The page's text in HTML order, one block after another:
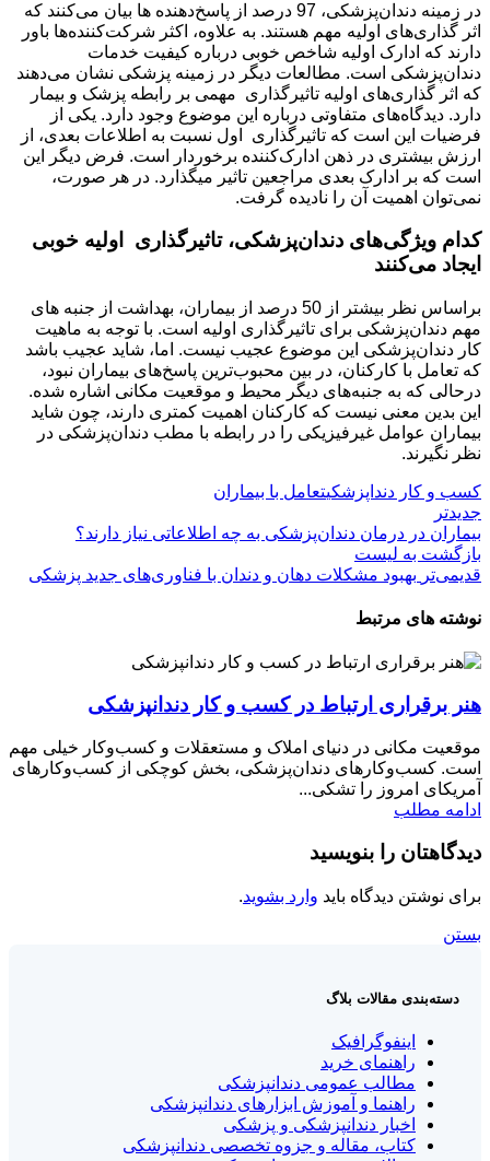
در زمینه دندان‌پزشکی، 97 درصد از پاسخ‌دهنده ها بیان می‌کنند که
اثر گذاری‌های اولیه مهم هستند. به علاوه، اکثر شرکت‌کننده‌ها باور
دارند که ادارک اولیه شاخص خوبی درباره کیفیت خدمات
دندان‌پزشکی است. مطالعات دیگر در زمینه پزشکی نشان می‌دهند
که اثر گذاری‌های اولیه تاثیر‌گذاری مهمی بر رابطه پزشک و بیمار
دارد. دیدگاه‌های متفاوتی درباره این موضوع وجود دارد. یکی از
فرضیات این است که تاثیر‌گذاری اول نسبت به اطلاعات بعدی، از
ارزش بیشتری در ذهن ادارک‌کننده برخوردار است. فرض دیگر این
است که بر ادارک بعدی مراجعین تاثیر میگذارد. در هر صورت،
نمی‌توان اهمیت آن را نادیده گرفت.
کدام ویژگی‌های دندان‌پزشکی، تاثیر‌گذاری اولیه خوبی
ایجاد می‌کنند
براساس نظر بیشتر از 50 درصد از بیماران، بهداشت از جنبه های
مهم دندان‌پزشکی برای تاثیر‌گذاری اولیه است. با توجه به ماهیت
کار دندان‌پزشکی این موضوع عجیب نیست. اما، شاید عجیب باشد
که تعامل‌ با کارکنان، در بین محبوب‌ترین پاسخ‌های بیماران نبود،
درحالی که به جنبه‌های دیگر محیط و موقعیت مکانی اشاره شده.
این بدین معنی نیست که کارکنان اهمیت کمتری دارند، چون شاید
بیماران عوامل غیرفیزیکی را در رابطه با مطب دندان‌پزشکی در
نظر نگیرند.
کسب و کار دنداپزشکیتعامل با بیماران
جدیدتر
بیماران در درمان دندان‌پزشکی به چه اطلاعاتی نیاز دارند؟
بازگشت بە لیست
قدیمی‌تر بهبود مشکلات دهان و دندان با فناوری‌های جدید پزشکی
نوشته های مرتبط
هنر برقراری ارتباط در کسب و کار دندانپزشکی
موقعیت مکانی در دنیای املاک و مستعقلات و کسب‌وکار خیلی مهم
است. کسب‌وکارهای دندان‌پزشکی، بخش کوچکی از کسب‌وکارهای
آمریکای امروز را تشکی...
ادامه مطلب
دیدگاهتان را بنویسید
برای نوشتن دیدگاه باید وارد بشوید.
بستن
دسته‌بندی مقالات بلاگ
اینفوگرافیک
راهنمای خرید
مطالب عمومی دندانپزشکی
راهنما و آموزش ابزارهای دندانپزشکی
اخبار دندانپزشکی و پزشکی
کتاب، مقاله و جزوه تخصصی دندانپزشکی